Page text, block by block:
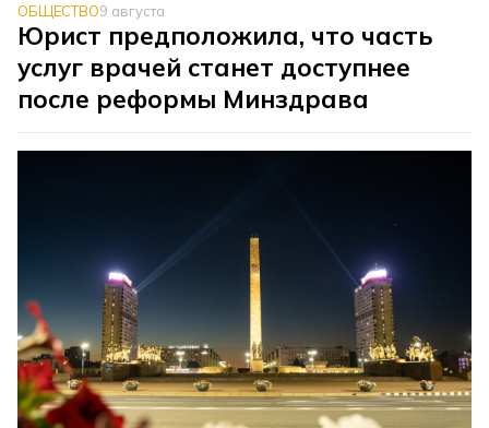
ОБЩЕСТВО9 августа
Юрист предположила, что часть
услуг врачей станет доступнее
после реформы Минздрава